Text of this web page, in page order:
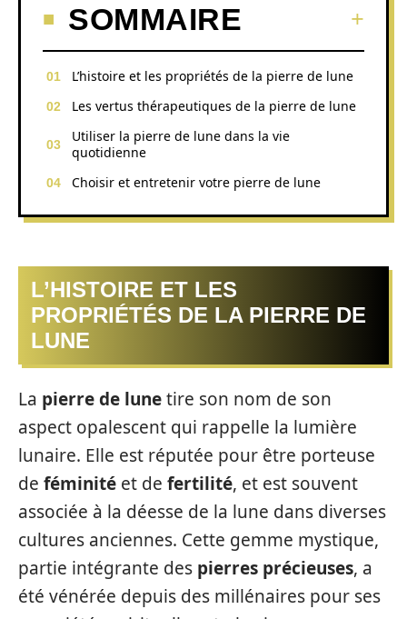
SOMMAIRE
L’histoire et les propriétés de la pierre de lune
Les vertus thérapeutiques de la pierre de lune
Utiliser la pierre de lune dans la vie
quotidienne
Choisir et entretenir votre pierre de lune
L’HISTOIRE ET LES
PROPRIÉTÉS DE LA PIERRE DE
LUNE
La pierre de lunetire son nom de son
aspect opalescent qui rappelle la lumière
lunaire. Elle est réputée pour être porteuse
de féminité et de fertilité, et est souvent
associée à la déesse de la lune dans diverses
cultures anciennes. Cette gemme mystique,
partie intégrante des pierres précieuses, a
été vénérée depuis des millénaires pour ses